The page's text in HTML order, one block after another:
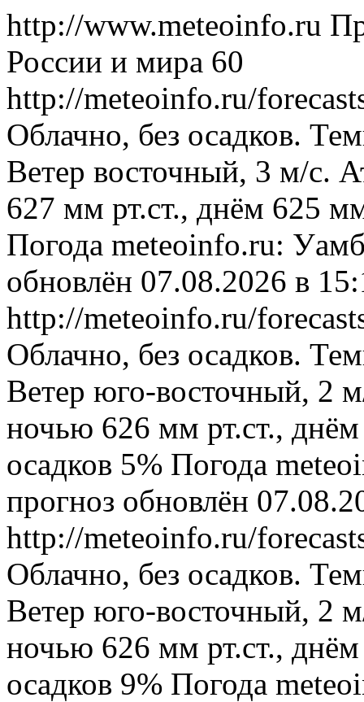
http://www.meteoinfo.ru
России и мира 60
http://meteoinfo.ru/
Облачно, без осадков.
Ветер восточный, 3 м/с.
627 мм рт.ст., днём 625
Погода meteoinfo.ru:
обновлён 07.08.2026 в
http://meteoinfo.ru/
Облачно, без осадков.
Ветер юго-восточный, 2
ночью 626 мм рт.ст.,
осадков 5% Погода
прогноз обновлён
http://meteoinfo.ru/
Облачно, без осадков.
Ветер юго-восточный, 2
ночью 626 мм рт.ст.,
осадков 9% Погода